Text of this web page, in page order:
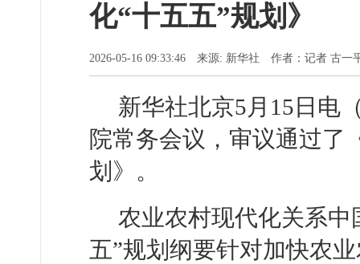
化“十五五”规划》
2026-05-16 09:33:46 来源: 新华社 作者：记者 古一
新华社北京5月15日电
院常务会议，审议通过了
划》。
农业农村现代化关系
五”规划纲要针对加快农